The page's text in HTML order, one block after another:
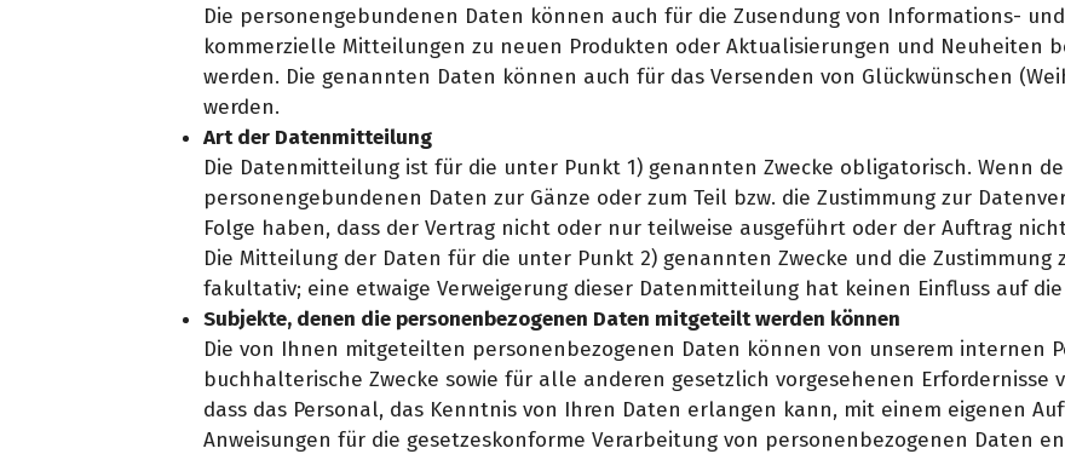
Die personengebundenen Daten können auch für die Zusendung von Informations-
kommerzielle Mitteilungen zu neuen Produkten oder Aktualisierungen und Neuheiten
werden. Die genannten Daten können auch für das Versenden von Glückwünschen
werden.
Art der Datenmitteilung
Die Datenmitteilung ist für die unter Punkt 1) genannten Zwecke obligatorisch. Wenn
personengebundenen Daten zur Gänze oder zum Teil bzw. die Zustimmung zur
Folge haben, dass der Vertrag nicht oder nur teilweise ausgeführt oder der Auftrag
Die Mitteilung der Daten für die unter Punkt 2) genannten Zwecke und die Zustimmung
fakultativ; eine etwaige Verweigerung dieser Datenmitteilung hat keinen Einfluss auf
Subjekte, denen die personenbezogenen Daten mitgeteilt werden können
Die von Ihnen mitgeteilten personenbezogenen Daten können von unserem internen
buchhalterische Zwecke sowie für alle anderen gesetzlich vorgesehenen
dass das Personal, das Kenntnis von Ihren Daten erlangen kann, mit einem eigenen
Anweisungen für die gesetzeskonforme Verarbeitung von personenbezogenen Daten